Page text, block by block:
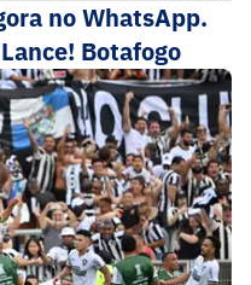
no WhatsApp.
Botafogo